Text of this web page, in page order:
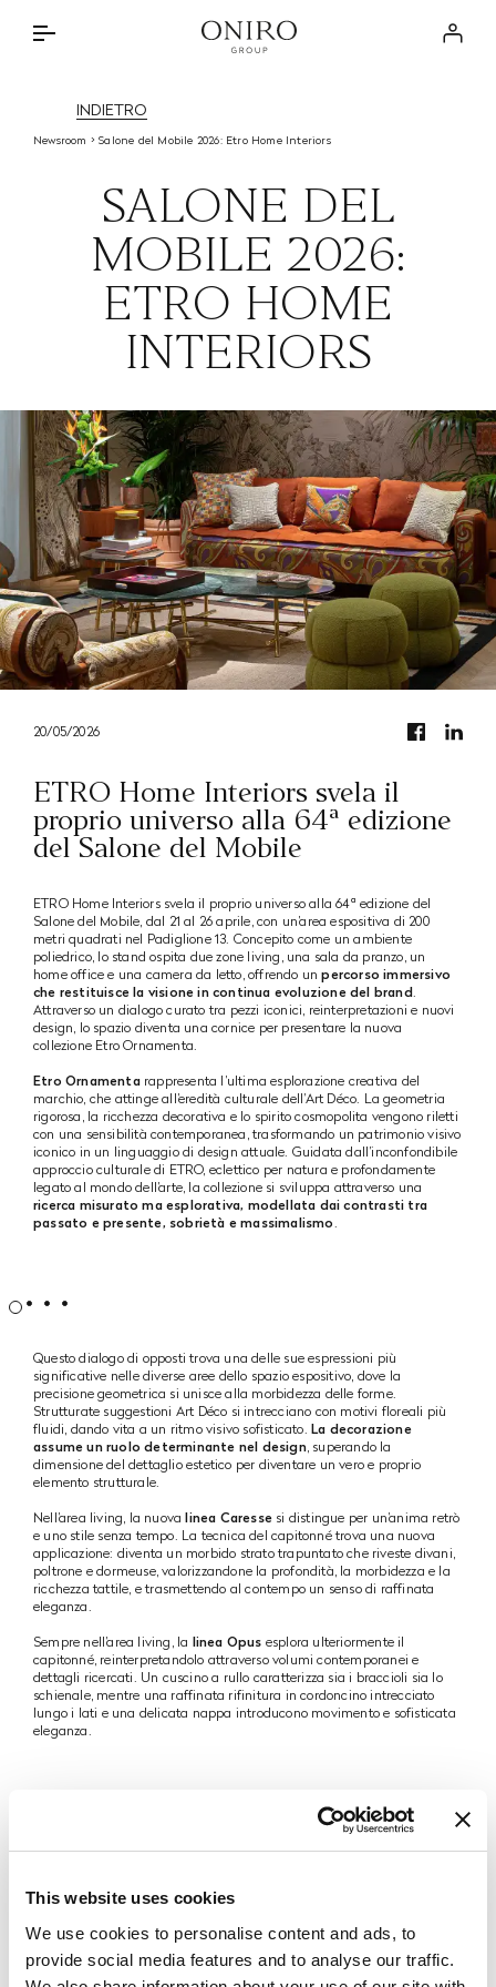
This website uses cookies
We use cookies to personalise content and ads, to
provide social media features and to analyse our traffic.
Log in
BRANDS
DISCOVER
BRANDED PROJECTS
SPECIAL PARTNERSHIPS
PRIVATE RESIDENCES
ONIRO LAB
NEWSROOM
STORE LOCATOR
CONTATTI
INDIETRO
Newsroom Salone del Mobile 2026: Etro Home Interiors
SALONE DEL
MOBILE 2026:
ETRO HOME
INTERIORS
20/05/2026
ETRO Home Interiors svela il
proprio universo alla 64ª edizione
del Salone del Mobile
ETRO Home Interiors svela il proprio universo alla 64ª edizione del
Salone del Mobile, dal 21 al 26 aprile, con un’area espositiva di 200
metri quadrati nel Padiglione 13. Concepito come un ambiente
poliedrico, lo stand ospita due zone living, una sala da pranzo, un
home office e una camera da letto, offrendo unpercorso immersivo
che restituisce la visione in continua evoluzione del brand.
Attraverso un dialogo curato tra pezzi iconici, reinterpretazioni e nuovi
design, lo spazio diventa una cornice per presentare la nuova
collezione Etro Ornamenta.
Etro Ornamentarappresenta l’ultima esplorazione creativa del
marchio, che attinge all’eredità culturale dell’Art Déco. La geometria
rigorosa, la ricchezza decorativa e lo spirito cosmopolita vengono riletti
con una sensibilità contemporanea, trasformando un patrimonio visivo
iconico in un linguaggio di design attuale. Guidata dall’inconfondibile
approccio culturale di ETRO, eclettico per natura e profondamente
legato al mondo dell’arte, la collezione si sviluppa attraverso una
ricerca misurato ma esplorativa, modellata dai contrasti tra
passato e presente, sobrietà e massimalismo.
Questo dialogo di opposti trova una delle sue espressioni più
significative nelle diverse aree dello spazio espositivo, dove la
precisione geometrica si unisce alla morbidezza delle forme.
Strutturate suggestioni Art Déco si intrecciano con motivi floreali più
fluidi, dando vita a un ritmo visivo sofisticato. La decorazione
assume un ruolo determinante nel design, superando la
dimensione del dettaglio estetico per diventare un vero e proprio
elemento strutturale.
Nell’area living, la nuova linea Caresse si distingue per un’anima retrò
e uno stile senza tempo. La tecnica del capitonné trova una nuova
applicazione: diventa un morbido strato trapuntato che riveste divani,
poltrone e dormeuse, valorizzandone la profondità, la morbidezza e la
ricchezza tattile, e trasmettendo al contempo un senso di raffinata
eleganza.
Sempre nell’area living, la linea Opus esplora ulteriormente il
capitonné, reinterpretandolo attraverso volumi contemporanei e
dettagli ricercati. Un cuscino a rullo caratterizza sia i braccioli sia lo
schienale, mentre una raffinata rifinitura in cordoncino intrecciato
lungo i lati e una delicata nappa introducono movimento e sofisticata
eleganza.
e legni rari, combinati con audaci contrasti cromatici e motivi come
opulenza senza tempo e di narrazione emotiva, mentre i dettagli
couture e le finiture prestigiose elevano ogni pezzo a espressione
duratura di maestria artigianale.